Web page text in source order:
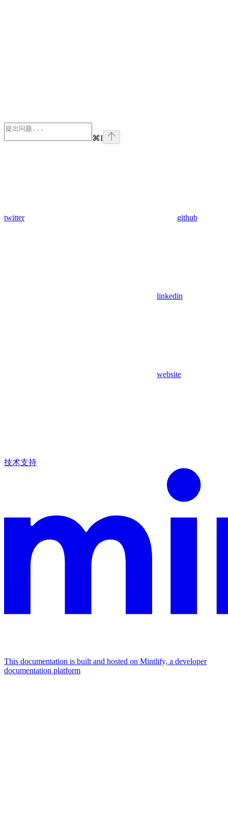
⌘I
twitter github
linkedin
website
技术支持
This documentation is built and hosted on Mintlify, a developer
documentation platform